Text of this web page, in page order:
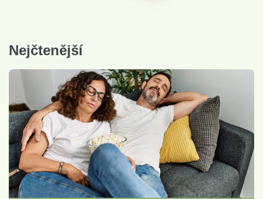
Nejčtenější